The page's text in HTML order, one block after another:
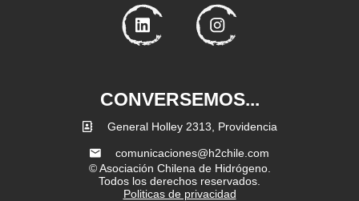
CONVERSEMOS...
General Holley 2313, Providencia
comunicaciones@h2chile.com
© Asociación Chilena de Hidrógeno.
Todos los derechos reservados.
Politicas de privacidad